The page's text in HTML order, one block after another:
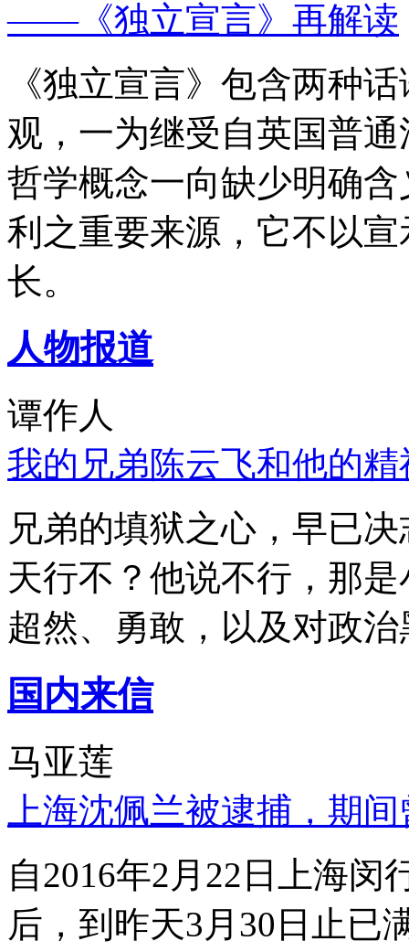
——《独立宣言》再解读
《独立宣言》包含两种
观，一为继受自英国普
哲学概念一向缺少明确
利之重要来源，它不以
长。
人物报道
谭作人
我的兄弟陈云飞和他的
兄弟的填狱之心，早已
天行不？他说不行，那
超然、勇敢，以及对政
国内来信
马亚莲
上海沈佩兰被逮捕，期
自2016年2月22日上海
后，到昨天3月30日止已